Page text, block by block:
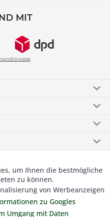
MIT
GmbH. Alle Preise inkl.
Aktiv
Inaktiv
um Ihnen die bestmögliche
zu können.
von Werbeanzeigen
zu Googles
Umgang mit Daten